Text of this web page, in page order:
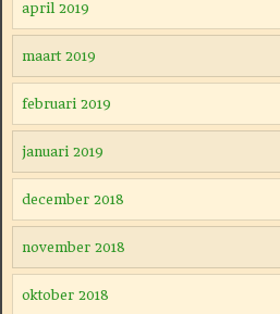
april 2019
maart 2019
februari 2019
januari 2019
december 2018
november 2018
oktober 2018